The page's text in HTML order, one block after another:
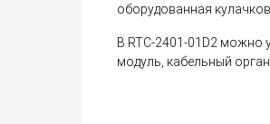
оборудованная
В RTC-2401-01D2 можно
модуль, кабельный